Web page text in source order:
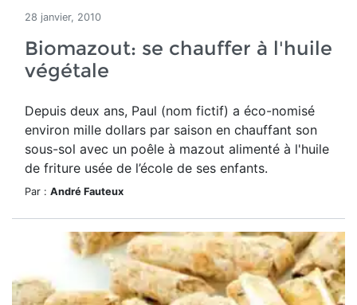
28 janvier, 2010
Biomazout: se chauffer à l'huile
végétale
Depuis deux ans, Paul (nom fictif) a éco-nomisé
environ mille dollars par saison en chauffant son
sous-sol avec un poêle à mazout alimenté à l'huile
de friture usée de l’école de ses enfants.
Par : André Fauteux